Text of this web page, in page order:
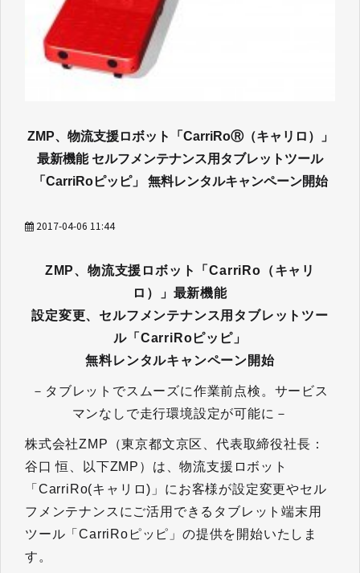
ZMP、物流支援ロボット「CarriRoⓇ（キャリロ）」
最新機能 セルフメンテナンス用タブレットツール
「CarriRoピッピ」 無料レンタルキャンペーン開始
2017-04-06 11:44
ZMP、物流支援ロボット「CarriRo（キャリ
ロ）」最新機能
設定変更、セルフメンテナンス用タブレットツー
ル「CarriRoピッピ」
無料レンタルキャンペーン開始
－タブレットでスムーズに作業前点検。サービス
マンなしで走行環境設定が可能に－
株式会社ZMP（東京都文京区、代表取締役社長：
谷口 恒、以下ZMP）は、物流支援ロボット
「CarriRo(キャリロ)」にお客様が設定変更やセル
フメンテナンスにご活用できるタブレット端末用
ツール「CarriRoピッピ」の提供を開始いたしま
す。